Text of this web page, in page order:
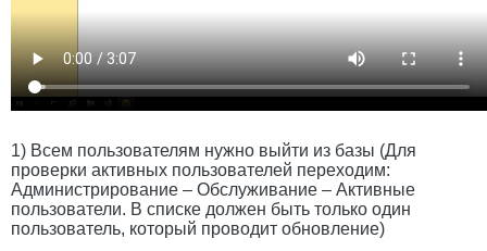
1) Всем пользователям нужно выйти из базы (Для
проверки активных пользователей переходим:
Администрирование – Обслуживание – Активные
пользователи. В списке должен быть только один
пользователь, который проводит обновление)